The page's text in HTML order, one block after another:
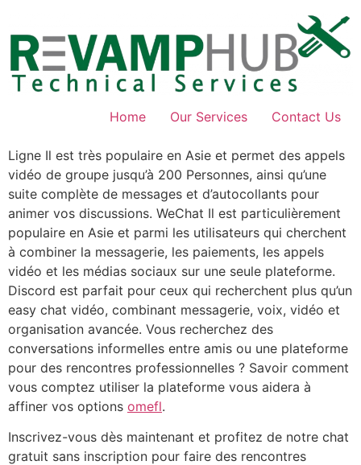
content
Home Our Services Contact Us
Ligne Il est très populaire en Asie et permet des appels
vidéo de groupe jusqu’à 200 Personnes, ainsi qu’une
suite complète de messages et d’autocollants pour
animer vos discussions. WeChat Il est particulièrement
populaire en Asie et parmi les utilisateurs qui cherchent
à combiner la messagerie, les paiements, les appels
vidéo et les médias sociaux sur une seule plateforme.
Discord est parfait pour ceux qui recherchent plus qu’un
easy chat vidéo, combinant messagerie, voix, vidéo et
organisation avancée. Vous recherchez des
conversations informelles entre amis ou une plateforme
pour des rencontres professionnelles ? Savoir comment
vous comptez utiliser la plateforme vous aidera à
affiner vos options omefl.
Inscrivez-vous dès maintenant et profitez de notre chat
gratuit sans inscription pour faire des rencontres